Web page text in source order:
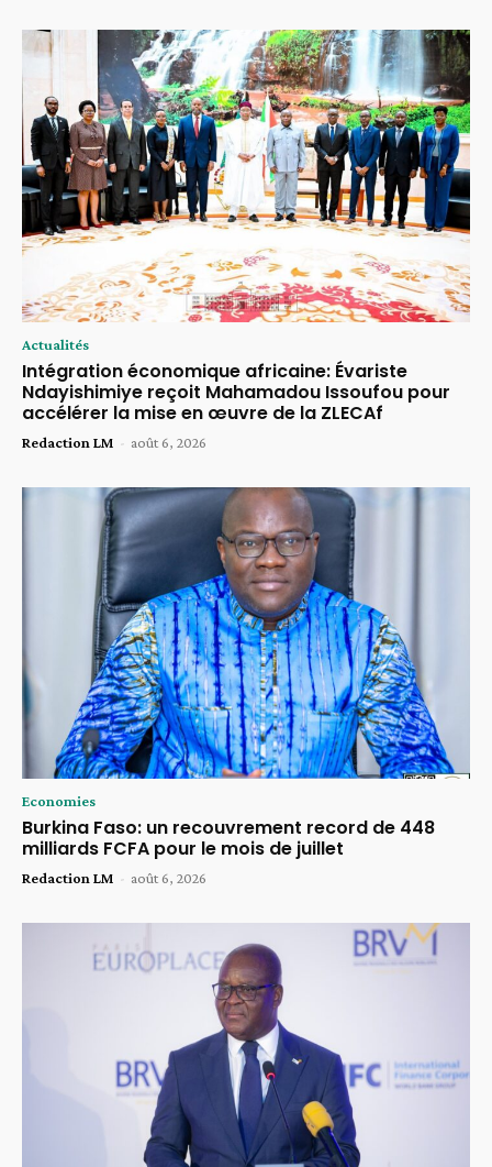
Actualités
Intégration économique africaine: Évariste
Ndayishimiye reçoit Mahamadou Issoufou pour
accélérer la mise en œuvre de la ZLECAf
Redaction LM - août 6, 2026
Economies
Burkina Faso: un recouvrement record de 448
milliards FCFA pour le mois de juillet
Redaction LM - août 6, 2026